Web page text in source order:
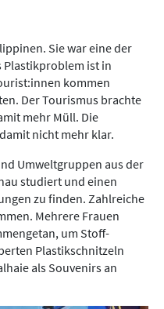
Sie war eine der
Plastikproblem ist in
kommen
Der Tourismus brachte
mehr Müll. Die
nicht mehr klar.
Umweltgruppen aus der
studiert und einen
zu finden. Zahlreiche
Mehrere Frauen
um Stoff-
Plastikschnitzeln
als Souvenirs an